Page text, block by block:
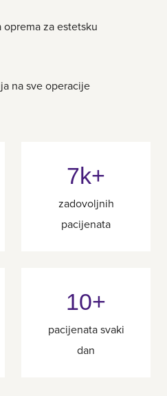
oprema za estetsku
na sve operacije
7k+
zadovoljnih
pacijenata
10+
pacijenata svaki
dan